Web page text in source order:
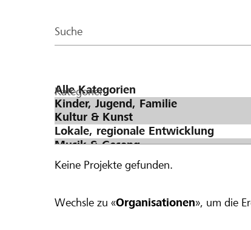
Suche
Kategorien
Keine Projekte gefunden.
Wechsle zu «Organisationen», um die